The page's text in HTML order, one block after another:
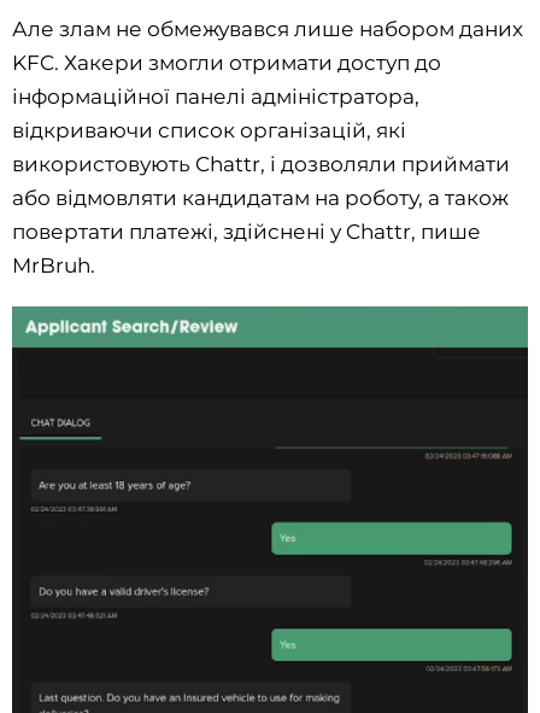
Але злам не обмежувався лише набором даних
KFC. Хакери змогли отримати доступ до
інформаційної панелі адміністратора,
відкриваючи список організацій, які
використовують Chattr, і дозволяли приймати
або відмовляти кандидатам на роботу, а також
повертати платежі, здійснені у Chattr, пише
MrBruh.